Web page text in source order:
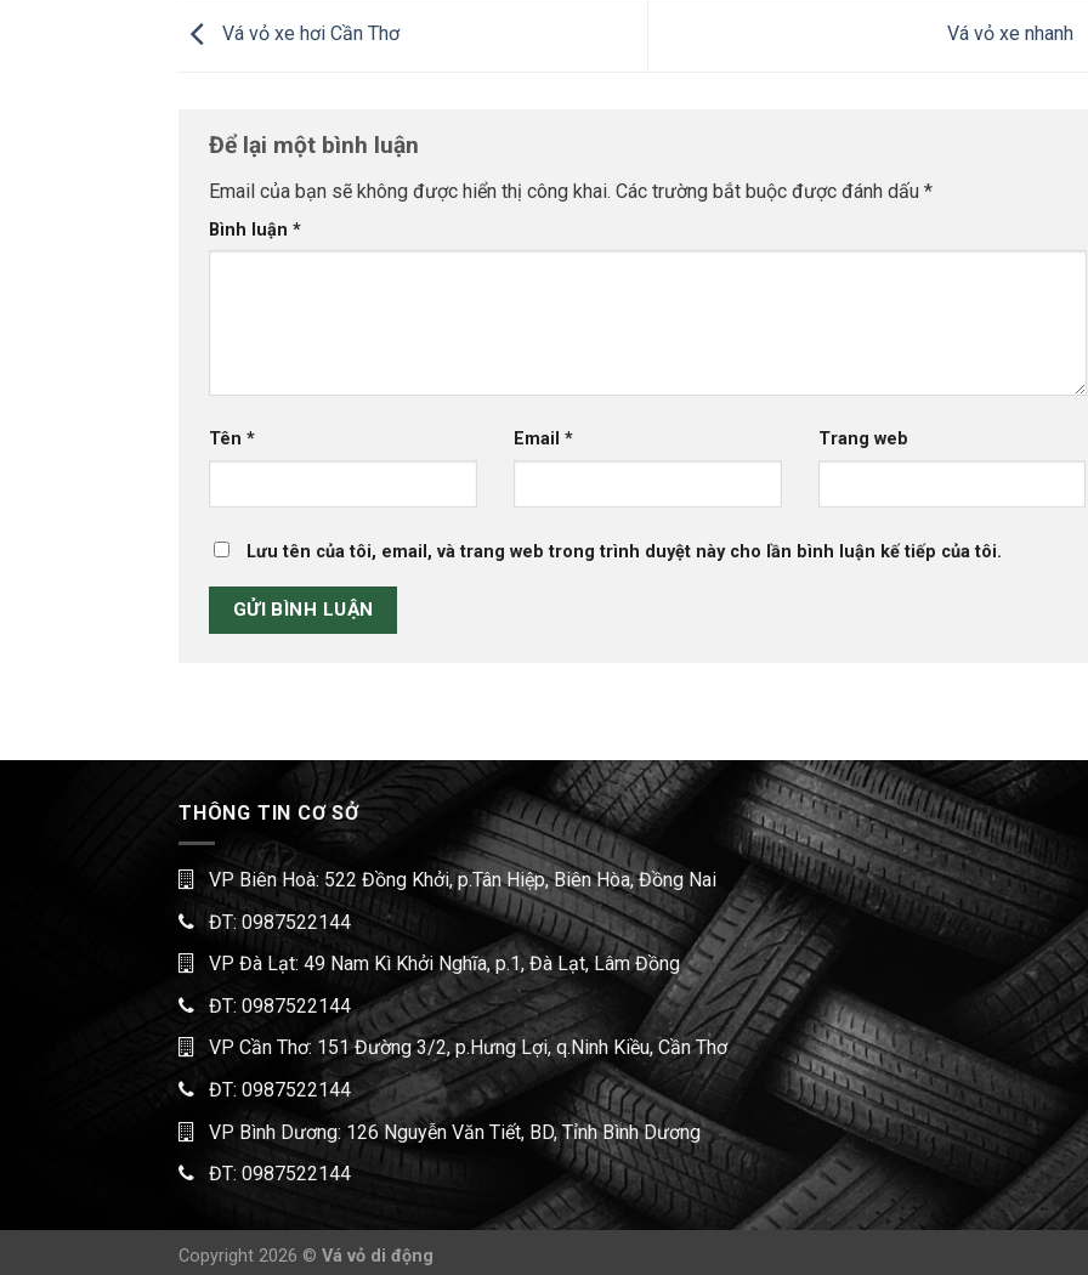
Vá vỏ xe hơi Cần Thơ Vá vỏ xe nhanh
Để lại một bình luận
Email của bạn sẽ không được hiển thị công khai. Các trường bắt buộc được đánh dấu *
Bình luận *
Tên * Email * Trang web
Lưu tên của tôi, email, và trang web trong trình duyệt này cho lần bình luận kế tiếp của tôi.
THÔNG TIN CƠ SỞ
VP Biên Hoà: 522 Đồng Khởi, p.Tân Hiệp, Biên Hòa, Đồng Nai
ĐT: 0987522144
VP Đà Lạt: 49 Nam Kì Khởi Nghĩa, p.1, Đà Lạt, Lâm Đồng
ĐT: 0987522144
VP Cần Thơ: 151 Đường 3/2, p.Hưng Lợi, q.Ninh Kiều, Cần Thơ
ĐT: 0987522144
VP Bình Dương: 126 Nguyễn Văn Tiết, BD, Tỉnh Bình Dương
ĐT: 0987522144
Copyright 2026 © Vá vỏ di động